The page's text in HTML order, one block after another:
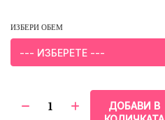
ИЗБЕРИ ОБЕМ
--- ИЗБЕРЕТЕ ---
ДОБАВИ В